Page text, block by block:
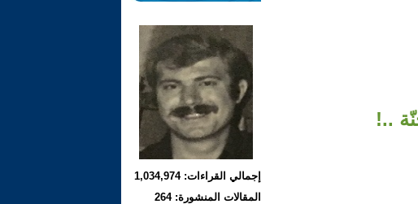
..!
إجمالي القراءات: 1,034,974
المقالات المنشورة: 264